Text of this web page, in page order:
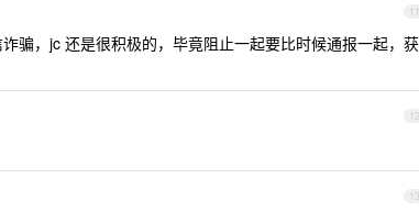
11
骗，jc 还是很积极的，毕竟阻止一起要比时候通报一起，获
12
13